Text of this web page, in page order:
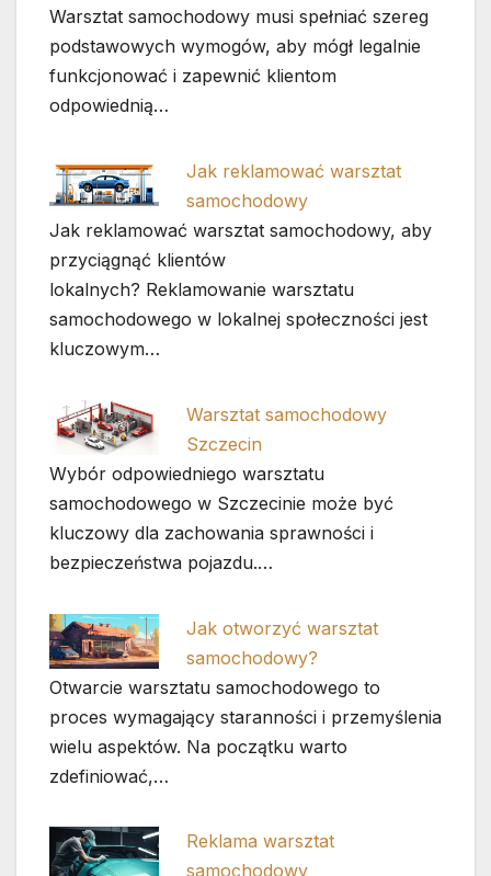
Warsztat samochodowy musi spełniać szereg
podstawowych wymogów, aby mógł legalnie
funkcjonować i zapewnić klientom
odpowiednią…
Jak reklamować warsztat
samochodowy
Jak reklamować warsztat samochodowy, aby
przyciągnąć klientów
lokalnych? Reklamowanie warsztatu
samochodowego w lokalnej społeczności jest
kluczowym…
Warsztat samochodowy
Szczecin
Wybór odpowiedniego warsztatu
samochodowego w Szczecinie może być
kluczowy dla zachowania sprawności i
bezpieczeństwa pojazdu.…
Jak otworzyć warsztat
samochodowy?
Otwarcie warsztatu samochodowego to
proces wymagający staranności i przemyślenia
wielu aspektów. Na początku warto
zdefiniować,…
Reklama warsztat
samochodowy